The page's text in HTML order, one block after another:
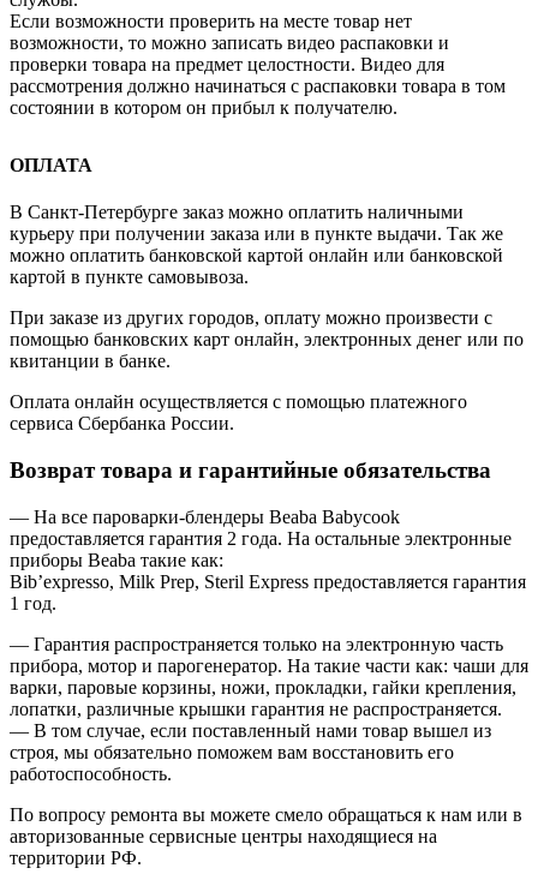
Если возможности проверить на месте товар нет
возможности, то можно записать видео распаковки и
проверки товара на предмет целостности. Видео для
рассмотрения должно начинаться с распаковки товара в том
состоянии в котором он прибыл к получателю.
ОПЛАТА
В Санкт-Петербурге заказ можно оплатить наличными
курьеру при получении заказа или в пункте выдачи. Так же
можно оплатить банковской картой онлайн или банковской
картой в пункте самовывоза.
При заказе из других городов, оплату можно произвести с
помощью банковских карт онлайн, электронных денег или по
квитанции в банке.
Оплата онлайн осуществляется с помощью платежного
сервиса Сбербанка России.
Возврат товара и гарантийные обязательства
— На все пароварки-блендеры Beaba Babycook
предоставляется гарантия 2 года. На остальные электронные
приборы Beaba такие как:
Bib’expresso, Milk Prep, Steril Express предоставляется гарантия
1 год.
— Гарантия распространяется только на электронную часть
прибора, мотор и парогенератор. На такие части как: чаши для
варки, паровые корзины, ножи, прокладки, гайки крепления,
лопатки, различные крышки гарантия не распространяется.
— В том случае, если поставленный нами товар вышел из
строя, мы обязательно поможем вам восстановить его
работоспособность.
По вопросу ремонта вы можете смело обращаться к нам или в
авторизованные сервисные центры находящиеся на
территории РФ.